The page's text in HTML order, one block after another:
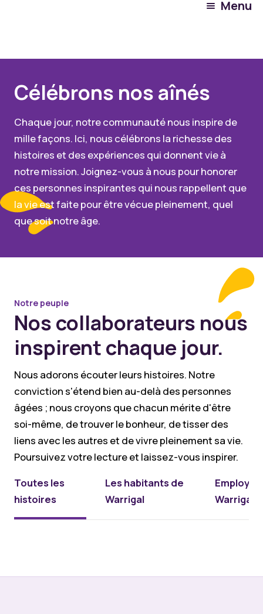
Menu
Célébrons nos aînés
Chaque jour, notre communauté nous inspire de
mille façons. Ici, nous célébrons la richesse des
histoires et des expériences qui donnent vie à
notre mission. Joignez-vous à nous pour honorer
ces personnes inspirantes qui nous rappellent que
la vie est faite pour être vécue pleinement, quel
que soit notre âge.
Notre peuple
Nos collaborateurs nous
inspirent chaque jour.
Nous adorons écouter leurs histoires. Notre
conviction s'étend bien au-delà des personnes
âgées ; nous croyons que chacun mérite d'être
soi-même, de trouver le bonheur, de tisser des
liens avec les autres et de vivre pleinement sa vie.
Poursuivez votre lecture et laissez-vous inspirer.
Toutes les
histoires
Les habitants de
Warrigal
Warrigal